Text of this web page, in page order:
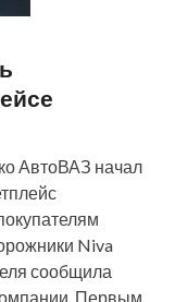
АвтоВАЗ начал
Niva
сообщила
Первым